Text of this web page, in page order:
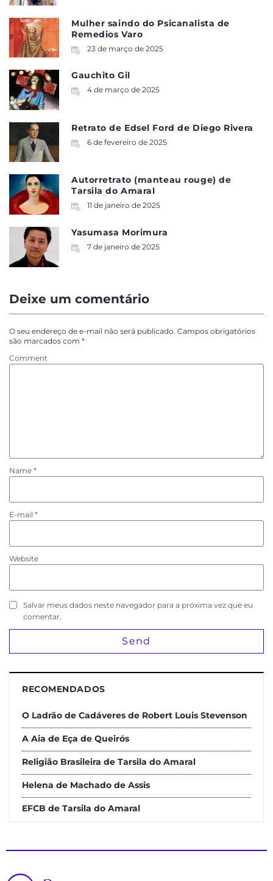
Mulher saindo do Psicanalista de
Remedios Varo
23 de março de 2025
Gauchito Gil
4 de março de 2025
Retrato de Edsel Ford de Diego Rivera
6 de fevereiro de 2025
Autorretrato (manteau rouge) de
Tarsila do Amaral
11 de janeiro de 2025
Yasumasa Morimura
7 de janeiro de 2025
Deixe um comentário
O seu endereço de e-mail não será publicado. Campos obrigatórios
são marcados com *
Comment
Name *
E-mail *
Website
Salvar meus dados neste navegador para a próxima vez que eu
comentar.
RECOMENDADOS
O Ladrão de Cadáveres de Robert Louis Stevenson
A Aia de Eça de Queirós
Religião Brasileira de Tarsila do Amaral
Helena de Machado de Assis
EFCB de Tarsila do Amaral